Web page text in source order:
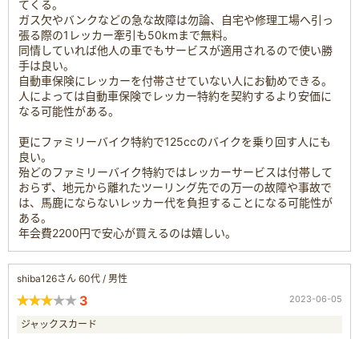
てくる。
ガス欠やバンクなどの急な故障は勿論、自宅や修理工場へ引っ
張る際の1レッカー牽引も50kmまで無料。
同情していれば他人の車でもサービスが適用されるので使い勝
手は良い。
自動車保険にレッカーを付帯させていない人にお勧めできる。
人によっては自動車保険でレッカー特約を契約するより安価に
なる可能性がある。
更にファミリーバイク特約で125ccのバイクを乗り回す人にも
良い。
殆どのファミリーバイク特約ではレッカーサービスは付帯して
おらず、地元から離れたツーリング先での万一の故障や事故で
は、馬鹿にならないレッカー代を負担することになる可能性が
ある。
年会費2200円で安心が買えるのは嬉しい。
shiba126さん 60代 / 男性
3 2023-06-05
ジャックスカード